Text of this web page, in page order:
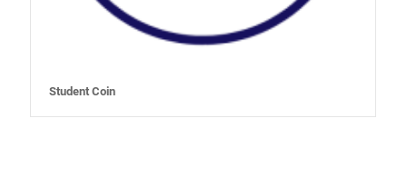
Student Coin